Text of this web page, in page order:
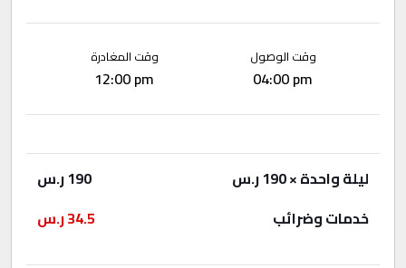
وقت الوصول
04:00 pm
وقت المغادرة
12:00 pm
ليلة واحدة× 190 ر.س 190ر.س
خدمات وضرائب
34.5ر.س